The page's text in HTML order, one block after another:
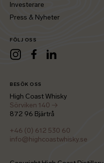
Investerare
Press & Nyheter
FÖLJ OSS
InstagramFacebookLinkedIn
BESÖK OSS
High Coast Whisky
Sörviken 140 →
872 96 Bjärtrå
+46 (0) 612 530 60
info@highcoastwhisky.se